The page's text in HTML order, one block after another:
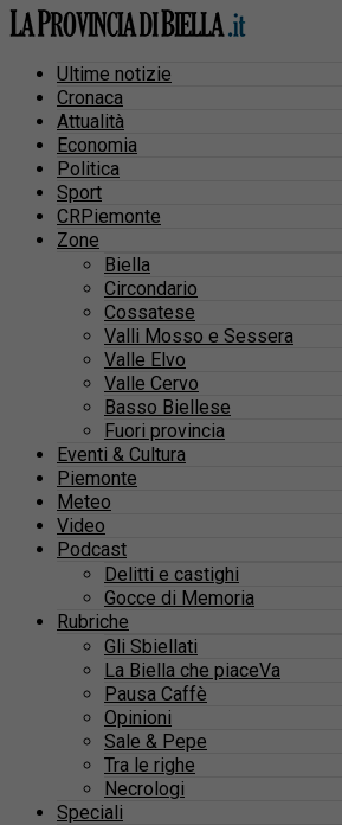
Ultime notizie
Cronaca
Attualità
Economia
Politica
Sport
CRPiemonte
Zone
Biella
Circondario
Cossatese
Valli Mosso e Sessera
Valle Elvo
Valle Cervo
Basso Biellese
Fuori provincia
Eventi & Cultura
Piemonte
Meteo
Video
Podcast
Delitti e castighi
Gocce di Memoria
Rubriche
Gli Sbiellati
La Biella che piaceVa
Pausa Caffè
Opinioni
Sale & Pepe
Tra le righe
Necrologi
Speciali